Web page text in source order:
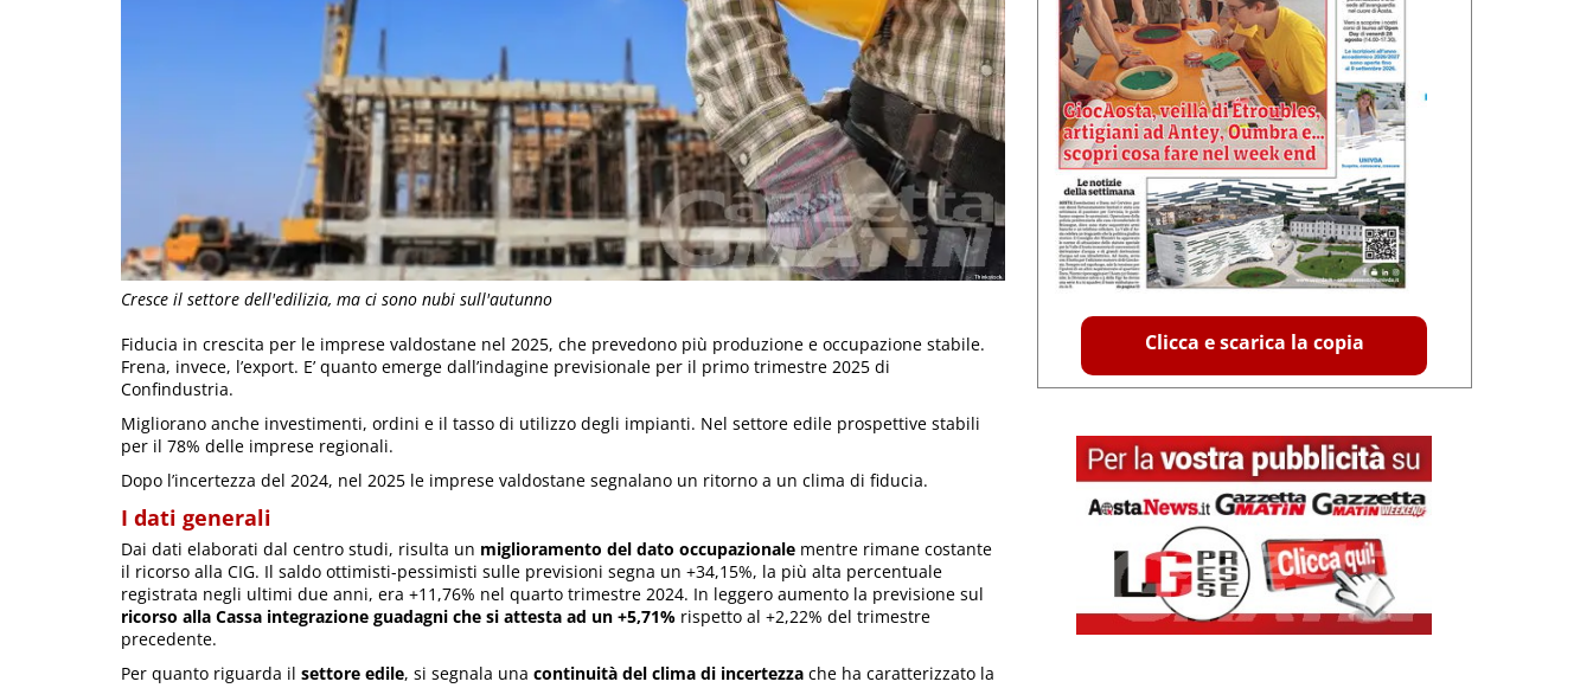
Cresce il settore dell'edilizia, ma ci sono nubi sull'autunno
Fiducia in crescita per le imprese valdostane nel 2025, che prevedono più produzione e occupazione stabile.
Frena, invece, l’export. E’ quanto emerge dall’indagine previsionale per il primo trimestre 2025 di
Confindustria.
Migliorano anche investimenti, ordini e il tasso di utilizzo degli impianti. Nel settore edile prospettive stabili
per il 78% delle imprese regionali.
Dopo l’incertezza del 2024, nel 2025 le imprese valdostane segnalano un ritorno a un clima di fiducia.
I dati generali
Dai dati elaborati dal centro studi, risulta un miglioramento del dato occupazionale mentre rimane costante
il ricorso alla CIG. Il saldo ottimisti-pessimisti sulle previsioni segna un +34,15%, la più alta percentuale
registrata negli ultimi due anni, era +11,76% nel quarto trimestre 2024. In leggero aumento la previsione sul
ricorso alla Cassa integrazione guadagni che si attesta ad un +5,71% rispetto al +2,22% del trimestre
precedente.
Per quanto riguarda il settore edile, si segnala una continuità del clima di incertezza che ha caratterizzato la
Clicca e scarica la copia